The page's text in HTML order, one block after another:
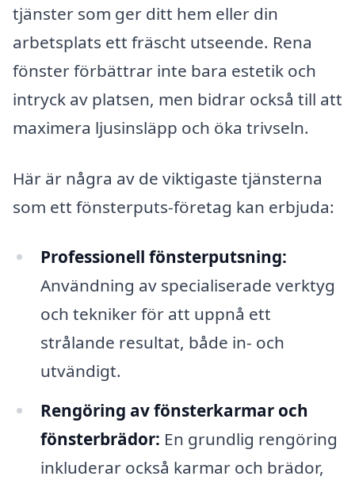
tjänster som ger ditt hem eller din
arbetsplats ett fräscht utseende. Rena
fönster förbättrar inte bara estetik och
intryck av platsen, men bidrar också till att
maximera ljusinsläpp och öka trivseln.
Här är några av de viktigaste tjänsterna
som ett fönsterputs-företag kan erbjuda:
Professionell fönsterputsning:
Användning av specialiserade verktyg
och tekniker för att uppnå ett
strålande resultat, både in- och
utvändigt.
Rengöring av fönsterkarmar och
fönsterbrädor: En grundlig rengöring
inkluderar också karmar och brädor,